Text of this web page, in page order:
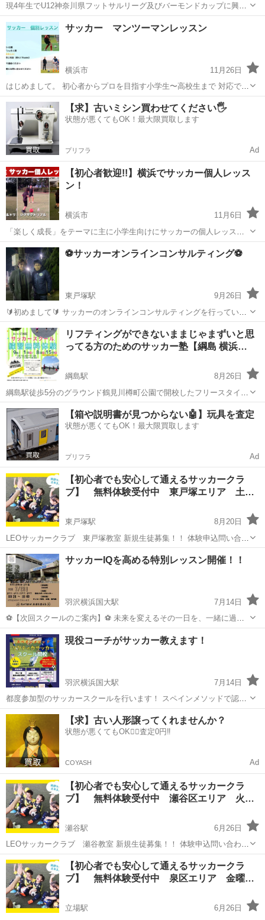
現4年生でU12神奈川県フットサルリーグ及びバーモンドカップに興味
がある選手を募集します！ 【活動主旨】 U12神奈川県フットサル
リーグ及びバーモンドカップへ向けたフットサルのチーム活動を行い
ます。 【参加...
神奈川 横浜市
サッカー マンツーマンレッスン
横浜市
11月26日
はじめまして。 初心者からプロを目指す小学生〜高校生まで 対応でき
ます！ 指導歴→Jリーグアカデミーコーチ20年 時間→70分 料金
→6000円 満足しない場合は、全額返金致します。 宜...
神奈川 横浜市 サッカー マンツーマン
【求】古いミシン買わせてください🖐️
状態が悪くてもOK！最大限買取します
プリフラ Ad
【初心者歓迎!!】横浜でサッカー個人レッス
ン！
横浜市
11月6日
「楽しく成長」をテーマに主に小学生向けにサッカーの個人レッスン
を行っています。 わかりやすく丁寧に接し、サッカーの楽しさを知っ
てもらい上達するのはもちろん、 成長すること自体の楽しさもしって
もらい、より様々なことに努...
神奈川 横浜市 サッカー レッスン
⚽️サッカーオンラインコンサルティング⚽️
東戸塚駅
9月26日
🔰初めまして🔰 サッカーのオンラインコンサルティングを行っていま
す🧑‍🏫 選手としてはチームに所属することなく当時J3の YSCCのセレ
クションで60人中1人名前が呼ばれました👏(今まででチームに全く所
属せず選ばれたのは私...
神奈川 横浜市 サッカー リフティング
リフティングができないままじゃまずいと思
ってる方のためのサッカー塾【綱島 横浜…
綱島駅
8月26日
綱島駅徒歩5分のグラウンド鶴見川樽町公園で開校したフリースタイル
フットボール、ストリートサッカーの技術をトレーニング基礎とした
サッカースクールです。プロのフリースタイルフットボーラーから教
わることができる数少ないサッカースク...
神奈川 横浜市 綱島駅 サッカー
フリースタイルフットボール
【箱や説明書が見つからない🤖】玩具を査定
状態が悪くてもOK！最大限買取します
プリフラ Ad
【初心者でも安心して通えるサッカークラ
ブ】 無料体験受付中 東戸塚エリア 土
東戸塚駅
8月20日
LEOサッカークラブ 東戸塚教室 新規生徒募集！！ 体験申込問い合わ
せはコチラから 【体験申込】 https://leo-sports.jp/inquiry/ 【LINE体験
申込】 https://lin.ee/bFsqI...
神奈川 横浜市 サッカー サッカークラブ
サッカーIQを高める特別レッスン開催！！
羽沢横浜国大駅
7月14日
⚽️【次回スクールのご案内】⚽️ 未来を変えるその一日を、一緒に過ご
しませんか？ 📅 次回開催日：7月23日(水) 🕘 時間：9:20〜10:40 🎓 対
象：小学3〜6年生（TRはレベル別に分けて行います） 📍 会場：港
北...
神奈川 横浜市 羽沢横浜国大駅 サッカー プロフィール
現役コーチがサッカー教えます！
羽沢横浜国大駅
7月14日
都度参加型のサッカースクールを行います！ スペインメソッドで認
知・決断・実行にフォーカス🇪🇸 選手一人一人のサッカーIQを高め8
人制から11人制に繋がるアプローチで指導致します。 【練習日】 毎
月、最終水曜日 小3、小4→...
神奈川 横浜市 羽沢横浜国大駅 サッカー
【求】古い人形譲ってくれませんか？
状態が悪くてもOK🙆‍♀️査定0円‼️
COYASH Ad
【初心者でも安心して通えるサッカークラ
ブ】 無料体験受付中 瀬谷区エリア 火
瀬谷駅
6月26日
LEOサッカークラブ 瀬谷教室 新規生徒募集！！ 体験申込問い合わせ
はコチラから 【体験申込】 https://leo-sports.jp/inquiry/ 【LINE体験申
込】 https://lin.ee/bFsqIS...
神奈川 横浜市 瀬谷駅 サッカー サッカークラブ
【初心者でも安心して通えるサッカークラ
ブ】 無料体験受付中 泉区エリア 金曜
立場駅
6月26日